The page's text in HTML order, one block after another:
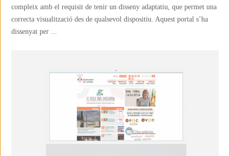
compleix amb el requisit de tenir un disseny adaptatiu, que permet una
correcta visualització des de qualsevol dispositiu. Aquest portal s’ha
dissenyat per ...